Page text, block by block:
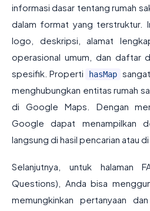
informasi dasar tentang rumah
dalam format yang terstruktur.
logo, deskripsi, alamat
operasional umum, dan daftar
spesifik. Properti
hasMap
menghubungkan entitas rumah
di Google Maps. Dengan
Google dapat menampilkan
langsung di hasil pencarian atau
Selanjutnya, untuk halaman
Questions), Anda bisa
memungkinkan pertanyaan